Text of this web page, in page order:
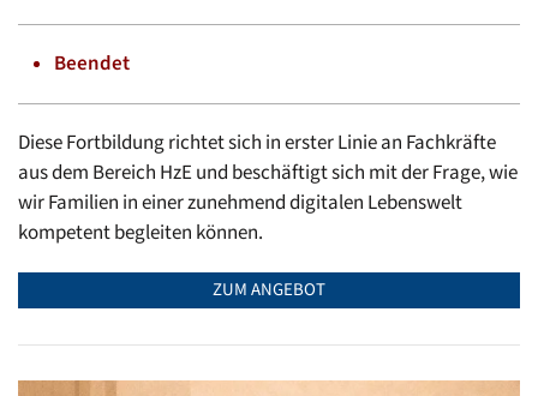
Beendet
Diese Fortbildung richtet sich in erster Linie an Fachkräfte
aus dem Bereich HzE und beschäftigt sich mit der Frage, wie
wir Familien in einer zunehmend digitalen Lebenswelt
kompetent begleiten können.
ZUM ANGEBOT